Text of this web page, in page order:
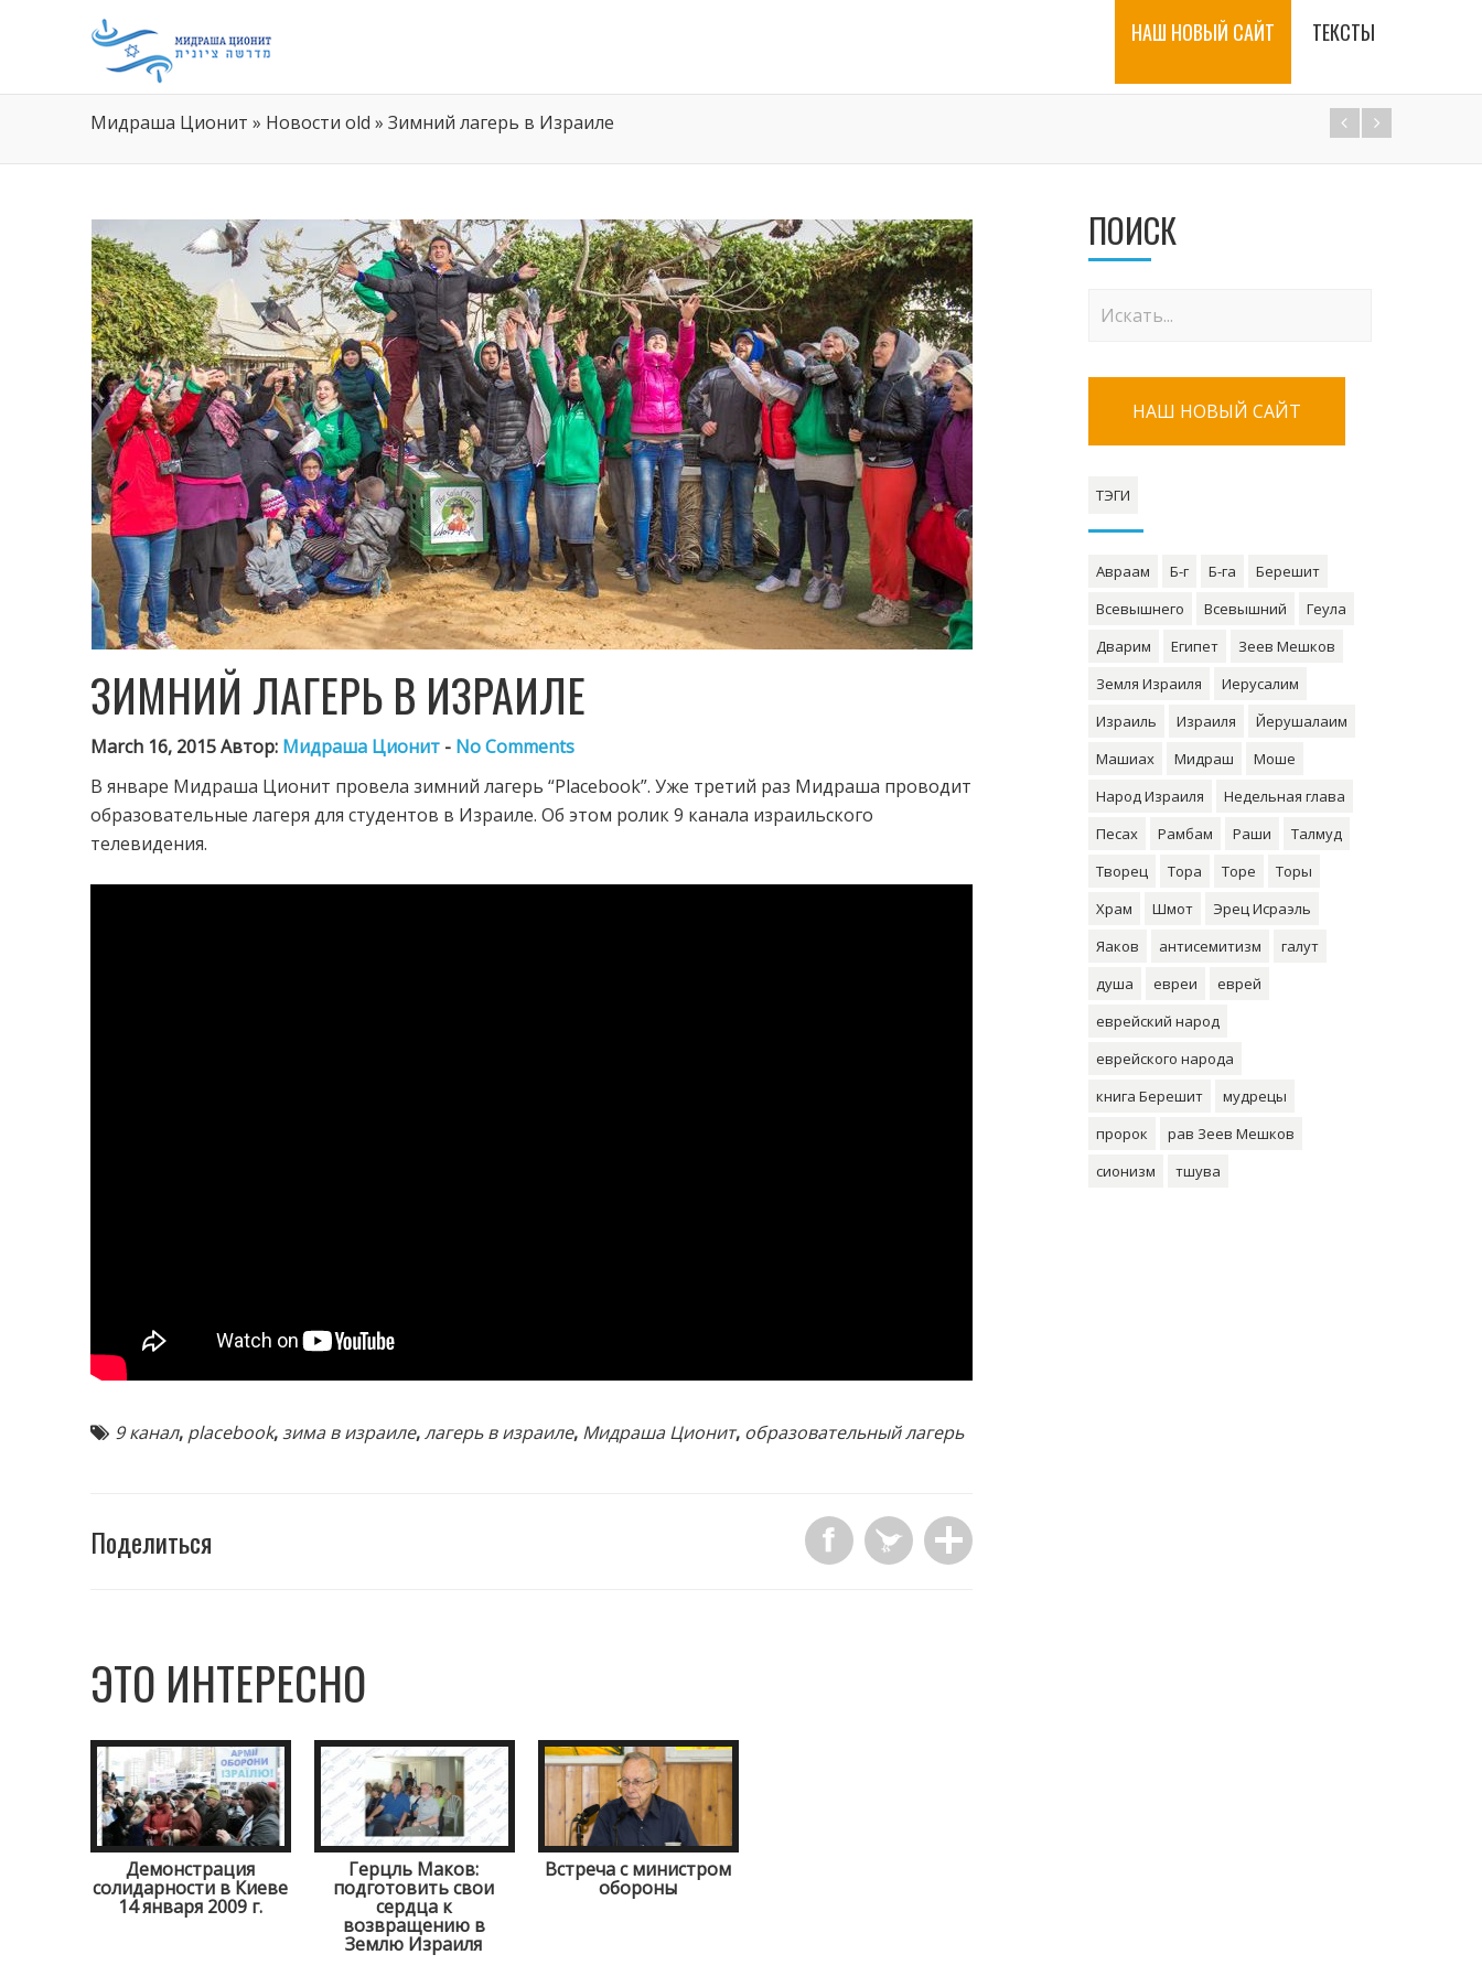
НАШ НОВЫЙ САЙТ ТЕКСТЫ
Мидраша Ционит » Новости old » Зимний лагерь в Израиле
ЗИМНИЙ ЛАГЕРЬ В ИЗРАИЛЕ
March 16, 2015 Автор: Мидраша Ционит - No Comments
В январе Мидраша Ционит провела зимний лагерь “Placebook”. Уже третий раз Мидраша проводит
образовательные лагеря для студентов в Израиле. Об этом ролик 9 канала израильского
телевидения.
9 канал, placebook,зима в израиле,лагерь в израиле, Мидраша Ционит, образовательный лагерь
Поделиться
ЭТО ИНТЕРЕСНО
Демонстрация
солидарности в Киеве
14 января 2009 г.
Герцль Маков:
подготовить свои
сердца к
возвращению в
Землю Израиля
Встреча с министром
обороны
ПОИСК
НАШ НОВЫЙ САЙТ
ТЭГИ
Авраам Б-г Б-га
Берешит
Всевышнего
Всевышний
Геула
Дварим
Египет
Зеев Мешков
Земля Израиля
Иерусалим
Израиль
Израиля
Йерушалаим
Машиах
Мидраш
Моше
Народ Израиля
Недельная глава
Песах
Рамбам Раши
Талмуд
Творец
Тора Торе
Торы
Храм
Шмот
Эрец Исраэль
Яаков
антисемитизм
галут
душа
евреи
еврей
еврейский народ
еврейского народа
книга Берешит
мудрецы
пророк
рав Зеев Мешков
сионизм
тшува